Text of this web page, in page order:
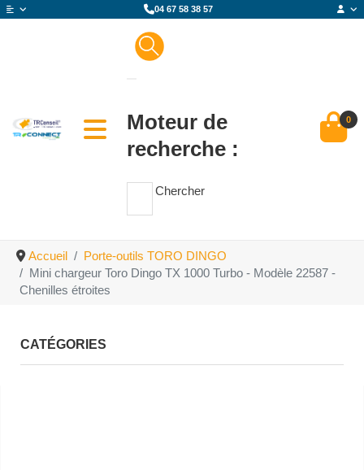
04 67 58 38 57
Moteur de
recherche :
Chercher
0
Accueil
Porte-outils TORO DINGO
Mini chargeur Toro Dingo TX 1000 Turbo - Modèle 22587 -
Chenilles étroites
CATÉGORIES